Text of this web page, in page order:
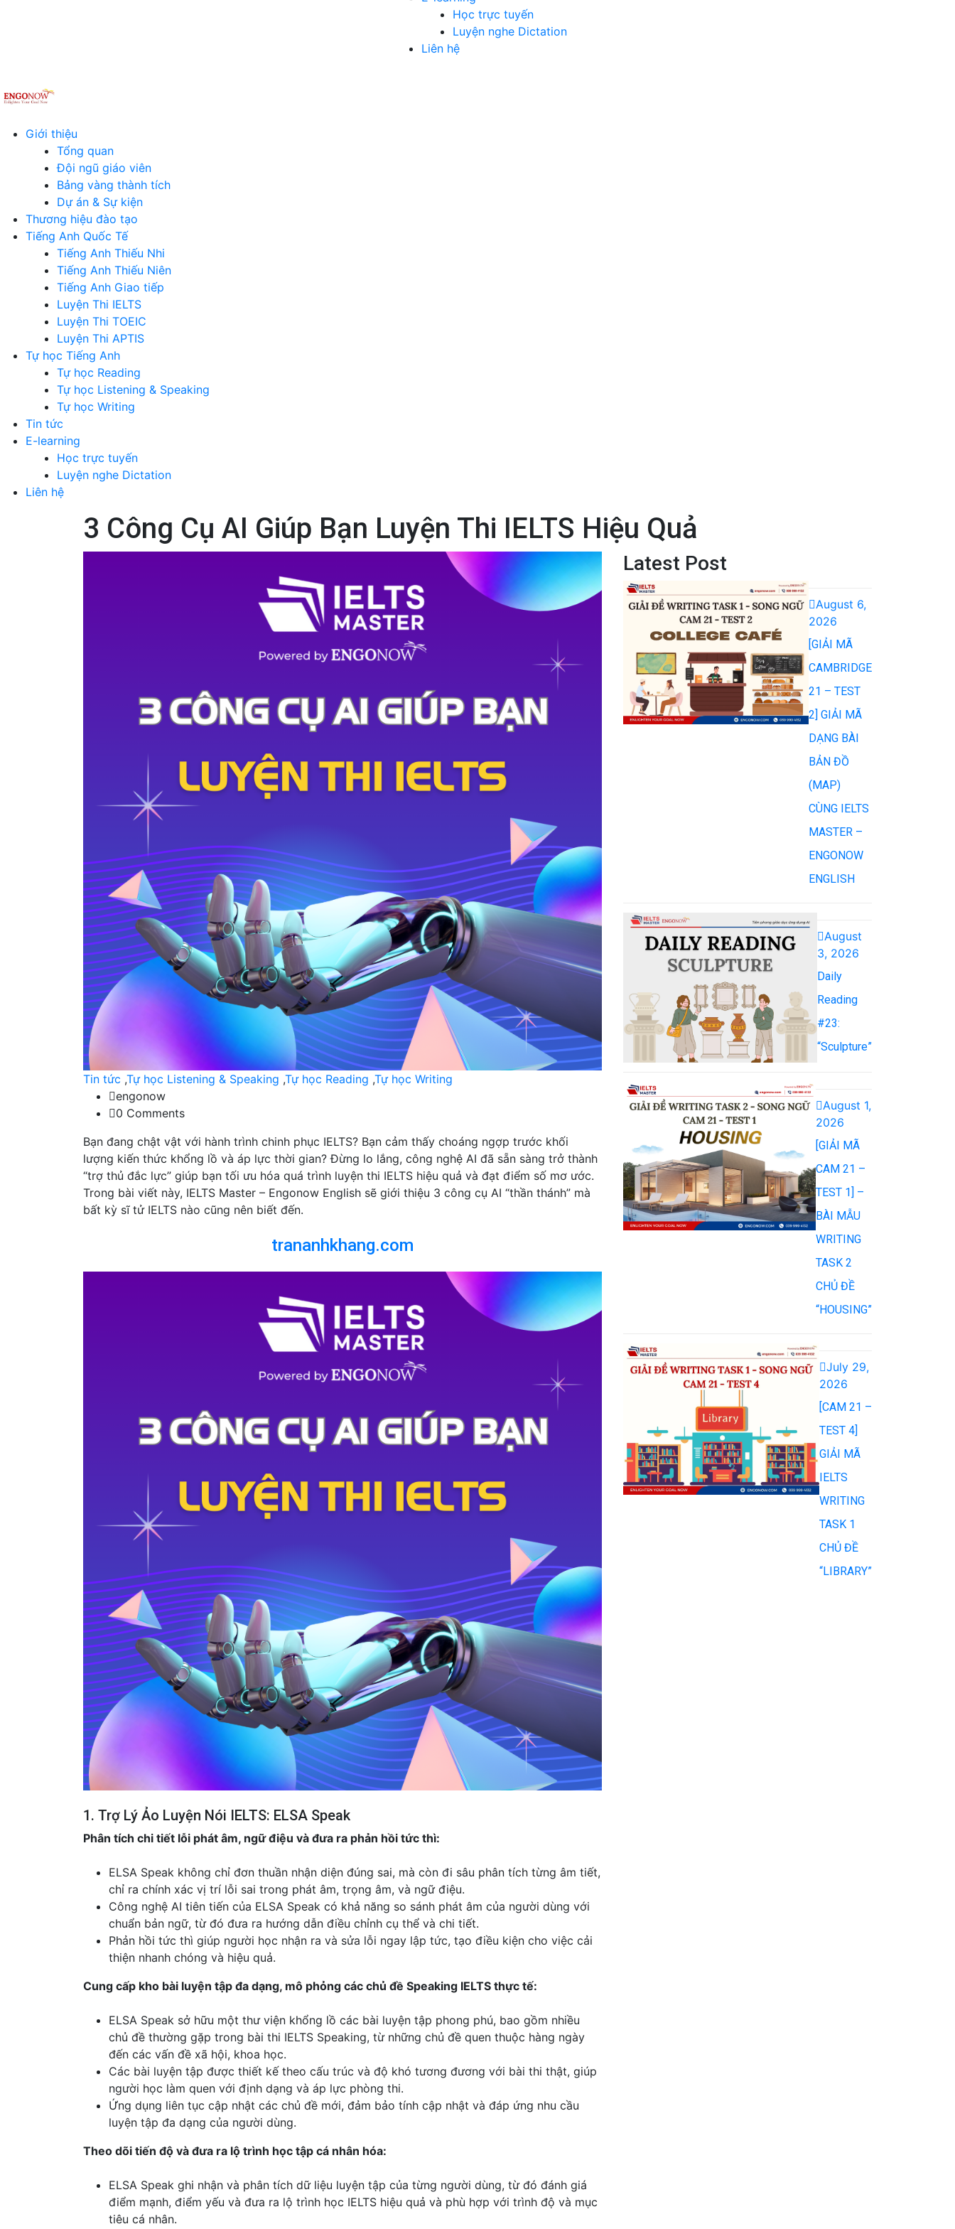
Học trực tuyến
Luyện nghe Dictation
Liên hệ
Giới thiệu
Tổng quan
Đội ngũ giáo viên
Bảng vàng thành tích
Dự án & Sự kiện
Thương hiệu đào tạo
Tiếng Anh Quốc Tế
Tiếng Anh Thiếu Nhi
Tiếng Anh Thiếu Niên
Tiếng Anh Giao tiếp
Luyện Thi IELTS
Luyện Thi TOEIC
Luyện Thi APTIS
Tự học Tiếng Anh
Tự học Reading
Tự học Listening & Speaking
Tự học Writing
Tin tức
E-learning
Học trực tuyến
Luyện nghe Dictation
Liên hệ
3 Công Cụ AI Giúp Bạn Luyện Thi IELTS Hiệu Quả
Tin tức ,Tự học Listening & Speaking ,Tự học Reading ,Tự học Writing
engonow
0 Comments
Bạn đang chật vật với hành trình chinh phục IELTS? Bạn cảm thấy choáng ngợp trước khối
lượng kiến thức khổng lồ và áp lực thời gian? Đừng lo lắng, công nghệ AI đã sẵn sàng trở thành
“trợ thủ đắc lực” giúp bạn tối ưu hóa quá trình luyện thi IELTS hiệu quả và đạt điểm số mơ ước.
Trong bài viết này, IELTS Master – Engonow English sẽ giới thiệu 3 công cụ AI “thần thánh” mà
bất kỳ sĩ tử IELTS nào cũng nên biết đến.
trananhkhang.com
1. Trợ Lý Ảo Luyện Nói IELTS: ELSA Speak
Phân tích chi tiết lỗi phát âm, ngữ điệu và đưa ra phản hồi tức thì:
ELSA Speak không chỉ đơn thuần nhận diện đúng sai, mà còn đi sâu phân tích từng âm tiết,
chỉ ra chính xác vị trí lỗi sai trong phát âm, trọng âm, và ngữ điệu.
Công nghệ AI tiên tiến của ELSA Speak có khả năng so sánh phát âm của người dùng với
chuẩn bản ngữ, từ đó đưa ra hướng dẫn điều chỉnh cụ thể và chi tiết.
Phản hồi tức thì giúp người học nhận ra và sửa lỗi ngay lập tức, tạo điều kiện cho việc cải
thiện nhanh chóng và hiệu quả.
Cung cấp kho bài luyện tập đa dạng, mô phỏng các chủ đề Speaking IELTS thực tế:
ELSA Speak sở hữu một thư viện khổng lồ các bài luyện tập phong phú, bao gồm nhiều
chủ đề thường gặp trong bài thi IELTS Speaking, từ những chủ đề quen thuộc hàng ngày
đến các vấn đề xã hội, khoa học.
Các bài luyện tập được thiết kế theo cấu trúc và độ khó tương đương với bài thi thật, giúp
người học làm quen với định dạng và áp lực phòng thi.
Ứng dụng liên tục cập nhật các chủ đề mới, đảm bảo tính cập nhật và đáp ứng nhu cầu
luyện tập đa dạng của người dùng.
Theo dõi tiến độ và đưa ra lộ trình học tập cá nhân hóa:
ELSA Speak ghi nhận và phân tích dữ liệu luyện tập của từng người dùng, từ đó đánh giá
điểm mạnh, điểm yếu và đưa ra lộ trình học IELTS hiệu quả và phù hợp với trình độ và mục
tiêu cá nhân.
Latest Post
August 6,
2026
[GIẢI MÃ
CAMBRIDGE
21 – TEST
2] GIẢI MÃ
DẠNG BÀI
BẢN ĐỒ
(MAP)
CÙNG IELTS
MASTER –
ENGONOW
ENGLISH
August
3, 2026
Daily
Reading
#23:
“Sculpture”
August 1,
2026
[GIẢI MÃ
CAM 21 –
TEST 1] –
BÀI MẪU
WRITING
TASK 2
CHỦ ĐỀ
“HOUSING”
July 29,
2026
[CAM 21 –
TEST 4]
GIẢI MÃ
IELTS
WRITING
TASK 1
CHỦ ĐỀ
“LIBRARY”